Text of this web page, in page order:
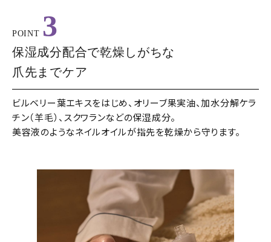
POINT 3
保湿成分配合で乾燥しがちな
爪先までケア
ビルベリー葉エキスをはじめ、オリーブ果実油、加水分解ケラ
チン（羊毛）、スクワランなどの保湿成分。
美容液のようなネイルオイルが指先を乾燥から守ります。